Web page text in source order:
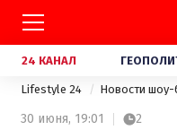
24 КАНАЛ
Lifestyle 24 Новости шоу-
30 июня, 19:01 2